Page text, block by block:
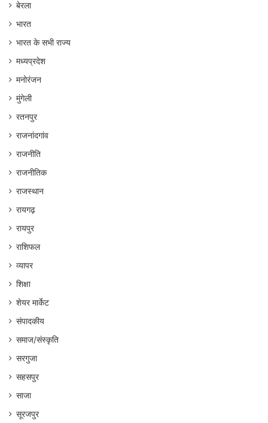
बेरला
भारत
भारत के सभी राज्य
मध्यप्रदेश
मनोरंजन
मुंगेली
रतनपुर
राजनांदगांव
राजनीति
राजनीतिक
राजस्थान
रायगढ़
रायपुर
राशिफल
व्यापर
शिक्षा
शेयर मार्केट
संपादकीय
समाज/संस्कृति
सरगुजा
सहसपुर
साजा
सूरजपुर